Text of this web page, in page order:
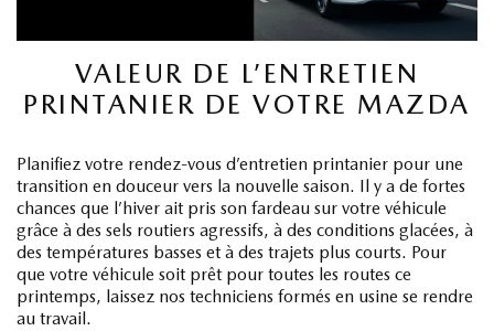
VALEUR DE L’ENTRETIEN
PRINTANIER DE VOTRE MAZDA
Planifiez votre rendez-vous d’entretien printanier pour une
transition en douceur vers la nouvelle saison. Il y a de fortes
chances que l’hiver ait pris son fardeau sur votre véhicule
grâce à des sels routiers agressifs, à des conditions glacées, à
des températures basses et à des trajets plus courts. Pour
que votre véhicule soit prêt pour toutes les routes ce
printemps, laissez nos techniciens formés en usine se rendre
au travail.